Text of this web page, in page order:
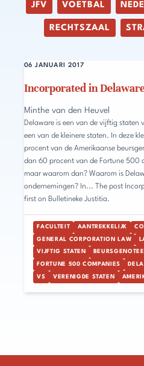
JFV VOETBAL
RECHTSZAAL
Incorporated in
06 JANUARI 2017
Minthe van den Heuvel
Delaware is een van de vijftig staten
een van de kleinere staten. In deze
procent van de Amerikaanse
dan 60 procent van de Fortune 500
maar waarom dan? Waarom is
ondernemingen? In... The post
first on Bulletineke Justitia.
FACULTEIT AANTREKKELIJK
GENERAL CORPORATION LAW
VIJFTIG STATEN
FORTUNE 500 COMPANIES
VS VERENIGDE STATEN